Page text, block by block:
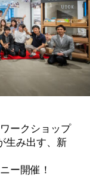
ークショップ
生み出す、新
ー開催！